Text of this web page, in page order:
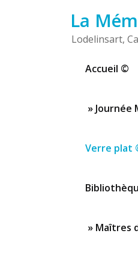
La
Lodelinsart,
Accueil ©
» Journée
Verre plat
» Maîtres